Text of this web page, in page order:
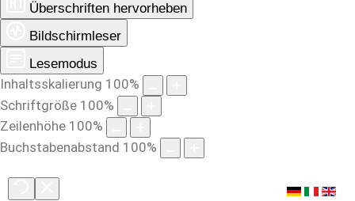
Überschriften hervorheben
Bildschirmleser
Lesemodus
Inhaltsskalierung 100%
Schriftgröße 100%
Zeilenhöhe 100%
Buchstabenabstand 100%